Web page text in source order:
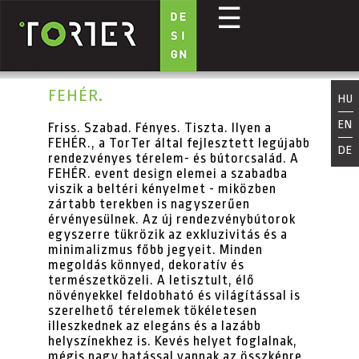
Ugrás a tartalomra
☰
HU
EN
DE
FEHÉR.
Friss. Szabad. Fényes. Tiszta. Ilyen a
FEHÉR., a TorTer által fejlesztett legújabb
rendezvényes térelem- és bútorcsalád. A
FEHÉR. event design elemei a szabadba
viszik a beltéri kényelmet - miközben
zártabb terekben is nagyszerűen
érvényesülnek. Az új rendezvénybútorok
egyszerre tükrözik az exkluzivitás és a
minimalizmus főbb jegyeit. Minden
megoldás könnyed, dekoratív és
természetközeli. A letisztult, élő
növényekkel feldobható és világítással is
szerelhető térelemek tökéletesen
illeszkednek az elegáns és a lazább
helyszínekhez is. Kevés helyet foglalnak,